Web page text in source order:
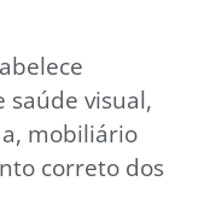
saúde visual,
mobiliário
correto dos